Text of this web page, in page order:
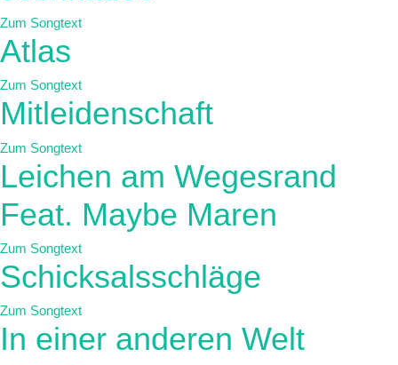
Zum Songtext
Atlas
Zum Songtext
Mitleidenschaft
Zum Songtext
Leichen am Wegesrand
Feat. Maybe Maren
Zum Songtext
Schicksalsschläge
Zum Songtext
In einer anderen Welt